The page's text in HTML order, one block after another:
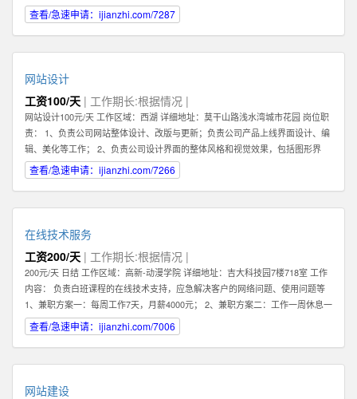
查看/急速申请：ijianzhi.com/7287
网站设计
工资100/天 | 工作期长:根据情况 |
网站设计100元/天 工作区域：西湖 详细地址：莫干山路浅水湾城市花园 岗位职
责： 1、负责公司网站整体设计、改版与更新；负责公司产品上线界面设计、编
辑、美化等工作； 2、负责公司设计界面的整体风格和视觉效果，包括图形界
面，交互设计，logo及icon设计等； 3、熟练把握网页各元素和要件，能够独立
进行网站美工布局的设计； 4、不断完善和熟悉，负责网站整体架构的设计和网
的收集、整理、汇总、归档等工作，为公司各项目的成功开发提供优质素材；
6、负责公司产品包括网页和手机应用程序等的人机交互界面设计，提高用户使
用体验； 7、根据项目具体要求解决各类UI设计和优化问题。 职位要求： 1、一
年以上相关专业工作经验。 2、熟练使用设计工具如Photoshop，Illustrator，
Flash等；掌握HTML，XHTML，CSS，XML，JavaScrip等常用语言软件。 3、
具有丰富的视觉创作经验和独到的审美修养 4、具备优秀的网站整体策划、设计
能力,有丰富的网页设计经验. 有意向的请直接电话联系，附上您的案例作品。
查看/急速申请：ijianzhi.com/7266
在线技术服务
工资200/天 | 工作期长:根据情况 |
200元/天 日结 工作区域：高新-动漫学院 详细地址：吉大科技园7楼718室 工作
内容： 负责白班课程的在线技术支持，应急解决客户的网络问题、使用问题等
1、兼职方案一：每周工作7天，月薪4000元； 2、兼职方案二：工作一周休息一
周，月薪2000元 3、7月9日开始正式上班 4、兼职大学生暑假打工优先考虑 联
系方式 王先生
查看/急速申请：ijianzhi.com/7006
网站建设